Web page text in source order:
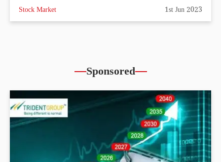
Stock Market 1st Jun 2023
Sponsored